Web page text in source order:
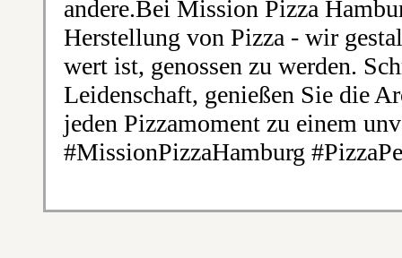
andere.Bei Mission Pizza
Herstellung von Pizza - wir
wert ist, genossen zu werden.
Leidenschaft, genießen Sie die
jeden Pizzamoment zu einem
#MissionPizzaHamburg